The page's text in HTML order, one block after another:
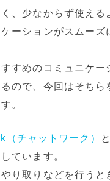
、少なからず使える
ーションがスムーズ
すめのコミュニケー
ので、今回はそちら
。
（チャットワーク）
ています。
り取りなどを行うと